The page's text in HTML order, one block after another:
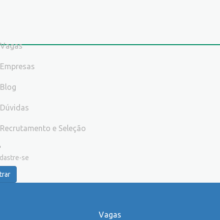
Vagas
Empresas
Blog
Dúvidas
Recrutamento e Seleção
se
Vagas